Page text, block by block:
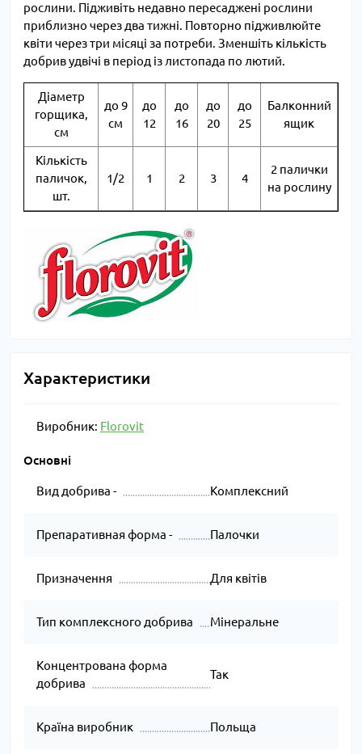
рослини. Підживіть недавно пересаджені рослини
приблизно через два тижні. Повторно підживлюйте
квіти через три місяці за потреби. Зменшіть кількість
добрив удвічі в період із листопада по лютий.
Діаметр
горщика,
см
до 9
см
до
12
до
16
до
20
до
25
Балконний
ящик
Кількість
паличок,
шт.
1/2 1 2 3 4
2 палички
на рослину
Характеристики
Виробник: Florovit
Основні
Вид добрива - Комплексний
Препаративная форма - Палочки
Призначення Для квітів
Тип комплексного добрива Мінеральне
Концентрована форма
добрива
Так
Країна виробник Польща